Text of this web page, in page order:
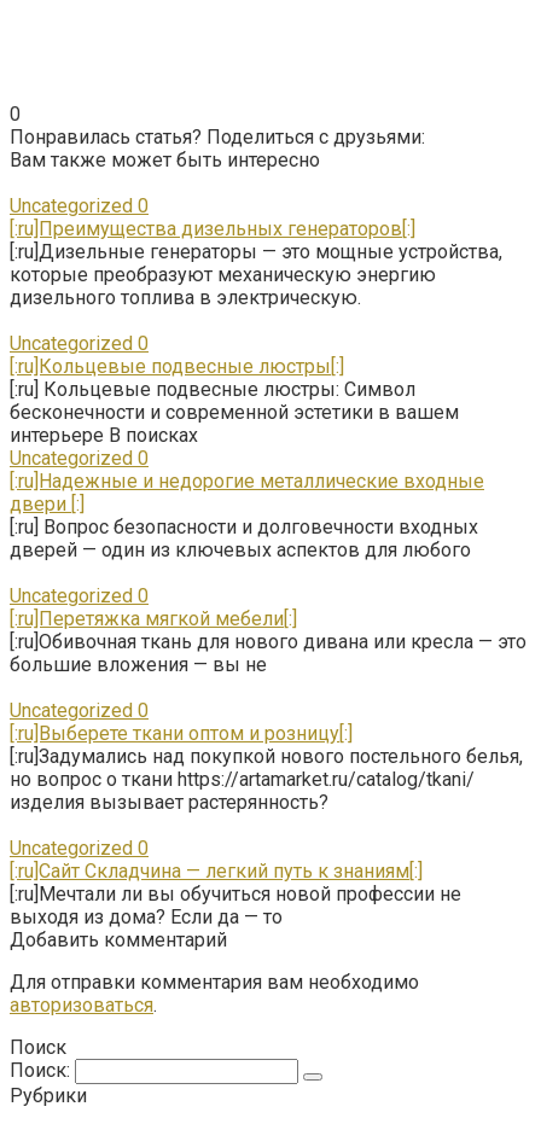
0
Понравилась статья? Поделиться с друзьями:
Вам также может быть интересно
Uncategorized 0
[:ru]Преимущества дизельных генераторов[:]
[:ru]Дизельные генераторы — это мощные устройства,
которые преобразуют механическую энергию
дизельного топлива в электрическую.
Uncategorized 0
[:ru]Кольцевые подвесные люстры[:]
[:ru] Кольцевые подвесные люстры: Символ
бесконечности и современной эстетики в вашем
интерьере В поисках
Uncategorized 0
[:ru]Надежные и недорогие металлические входные
двери [:]
[:ru] Вопрос безопасности и долговечности входных
дверей — один из ключевых аспектов для любого
Uncategorized 0
[:ru]Перетяжка мягкой мебели[:]
[:ru]Обивочная ткань для нового дивана или кресла — это
большие вложения — вы не
Uncategorized 0
[:ru]Выберете ткани оптом и розницу[:]
[:ru]Задумались над покупкой нового постельного белья,
но вопрос о ткани https://artamarket.ru/catalog/tkani/
изделия вызывает растерянность?
Uncategorized 0
[:ru]Сайт Складчина — легкий путь к знаниям[:]
[:ru]Мечтали ли вы обучиться новой профессии не
выходя из дома? Если да — то
Добавить комментарий
Для отправки комментария вам необходимо
авторизоваться.
Поиск
Поиск:
Рубрики